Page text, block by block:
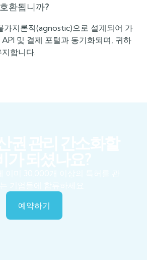
환됩니까?
가지론적(agnostic)으로 설계되어 가
및 결제 포털과 동기화되며, 귀하
합니다.
예약하기